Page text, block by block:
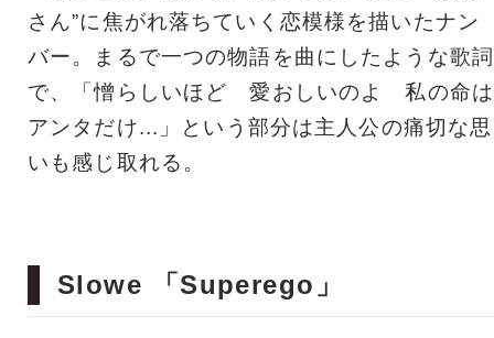
さん”に焦がれ落ちていく恋模様を描いたナン
バー。まるで一つの物語を曲にしたような歌詞
で、「憎らしいほど 愛おしいのよ 私の命は
アンタだけ...」という部分は主人公の痛切な思
いも感じ取れる。
Slowe 「Superego」